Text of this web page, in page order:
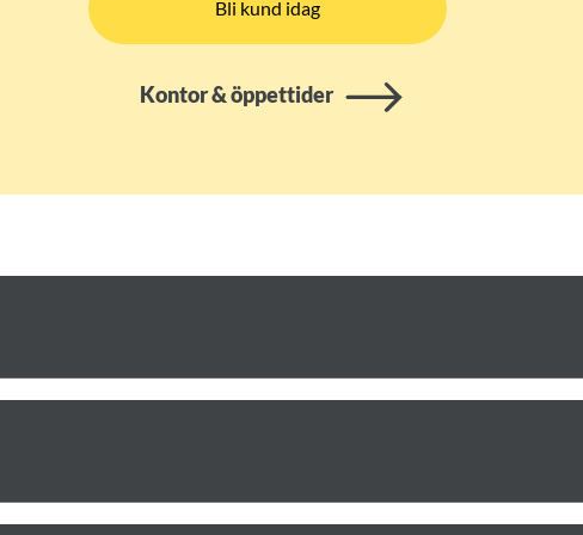
Bli kund idag
Kontor & öppettider